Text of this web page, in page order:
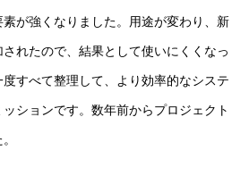
が強くなりました。用途が変わり、新
れたので、結果として使いにくくなっ
すべて整理して、より効率的なシステ
ションです。数年前からプロジェクト